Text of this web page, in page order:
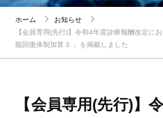
ホーム
お知らせ
【会員専用(先行)】令和4年度診療報酬改定に
能回復体制加算３ 」を掲載しました
【会員専用(先行)】